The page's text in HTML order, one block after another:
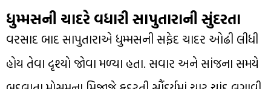
ધુમ્મસની ચાદરે વધારી સાપુતારાની સુંદરતા
વરસાદ બાદ સાપુતારાએ ધુમ્મસની સફેદ ચાદર ઓઢી લીધી
હોય તેવા દૃશ્યો જોવા મળ્યા હતા. સવાર અને સાંજના સમયે